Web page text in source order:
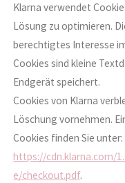
Klarna verwendet
Lösung zu optimieren.
berechtigtes Interesse im
Cookies sind kleine
Endgerät speichert.
Cookies von Klarna
Löschung vornehmen.
Cookies finden Sie unter:
https://cdn.klarna.com/
e/checkout.pdf.